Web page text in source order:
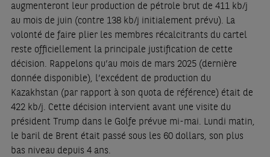
augmenteront leur production de pétrole brut de 411 kb/j
au mois de juin (contre 138 kb/j initialement prévu). La
volonté de faire plier les membres récalcitrants du cartel
reste officiellement la principale justification de cette
décision. Rappelons qu’au mois de mars 2025 (dernière
donnée disponible), l’excédent de production du
Kazakhstan (par rapport à son quota de référence) était de
422 kb/j. Cette décision intervient avant une visite du
président Trump dans le Golfe prévue mi-mai. Lundi matin,
le baril de Brent était passé sous les 60 dollars, son plus
bas niveau depuis 4 ans.